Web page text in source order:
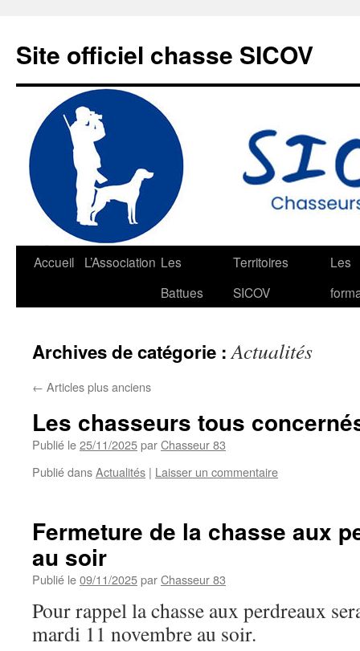
contenu
Site officiel chasse SICOV
Accueil L’Association Les
Battues
Territoires
SICOV
Les
Archives de catégorie :Actualités
← Articles plus anciens
Les chasseurs tous
Publié le25/11/2025parChasseur 83
Publié dansActualités | Laisser un commentaire
Fermeture de la chasse aux
au soir
Publié le09/11/2025parChasseur 83
Pour rappel la chasse aux perdreaux
mardi 11 novembre au soir.